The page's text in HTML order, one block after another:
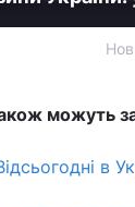
можуть
в